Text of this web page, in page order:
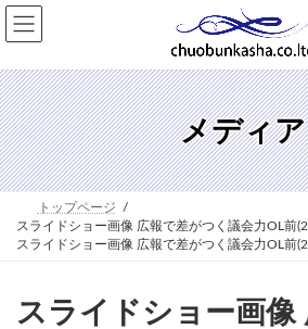
コ
ン
ン
ツ
へ
ス
キ
ッ
プ
ナ
ビ
ー
シ
ョ
ン
に
移
動
メディア
トップページ
スライドショー画像 広報で差がつく議会力OL前
スライドショー画像 広報で差がつく議会力OL前
スライドショー画像